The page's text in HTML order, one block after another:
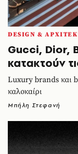
DESIGN &
Gucci, Dior,
κατακτούν
Luxury brands και
καλοκαίρι
Μπήλη Στεφανή